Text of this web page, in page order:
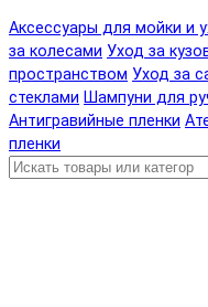
Аксессуары для мойки и
за колесами Уход за
пространством Уход за
стеклами Шампуни для
Антигравийные пленки
пленки